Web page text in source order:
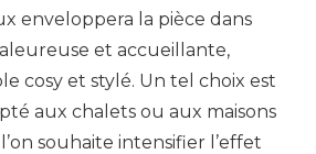
enveloppera la pièce dans
et accueillante,
cosy et stylé. Un tel choix est
aux chalets ou aux maisons
souhaite intensifier l’effet